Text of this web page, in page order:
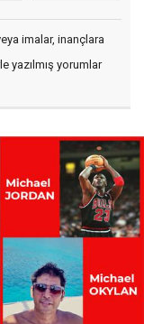
imalar, inançlara
yazılmış yorumlar